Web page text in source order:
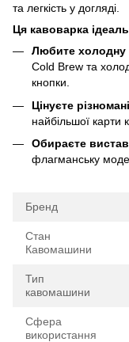
та легкість у догляді.
Ця кавоварка
Любите холодну
Cold Brew та
кнопки.
Цінуєте
найбільшої карти
Обираєте
флагманську
Бренд
Стан
Кавомашини
Тип
кавомашини
Сфера
використання